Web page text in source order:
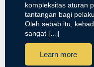
kompleksitas aturan
tantangan bagi
Oleh sebab itu,
sangat […]
Learn more